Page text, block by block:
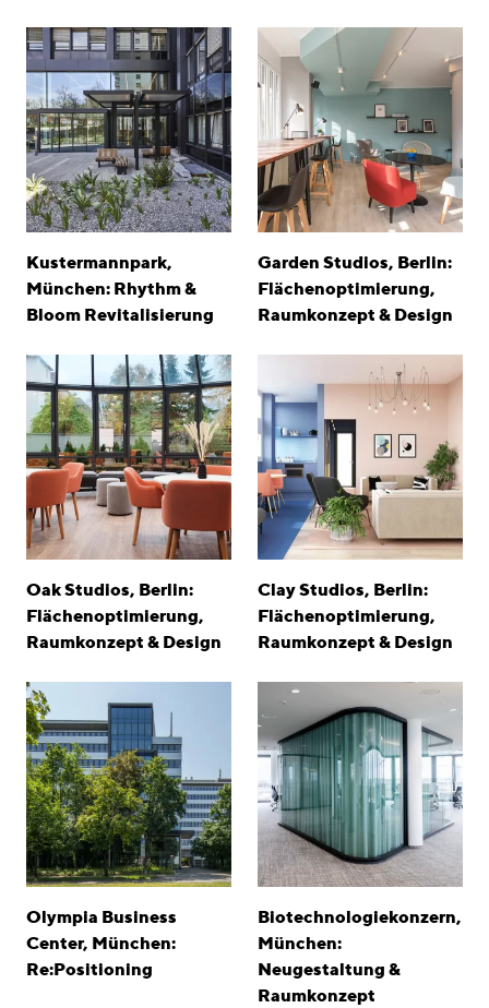
Kustermannpark,
München: Rhythm &
Bloom Revitalisierung
Garden Studios, Berlin:
Flächenoptimierung,
Raumkonzept & Design
Oak Studios, Berlin:
Flächenoptimierung,
Raumkonzept & Design
Clay Studios, Berlin:
Flächenoptimierung,
Raumkonzept & Design
Olympia Business
Center, München:
Re:Positioning
Biotechnologiekonzern,
München:
Neugestaltung &
Raumkonzept